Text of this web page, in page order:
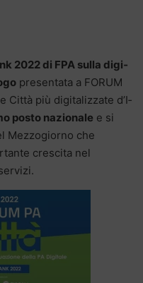
2022 di FPA sul­la di­gi­
pre­sen­ta­ta a FO­RUM
Cit­tà più di­gi­ta­liz­za­te d’I­
po­sto nazionale e si
Mezzogiorno che
crescita nel